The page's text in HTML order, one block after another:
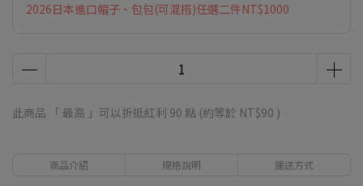
2026日本進口帽子、包包(可混搭)任選二件NT$1000
此商品 「 最高 」可以折抵紅利 90 點 (約等於 NT$90 )
商品介紹 規格說明 運送方式